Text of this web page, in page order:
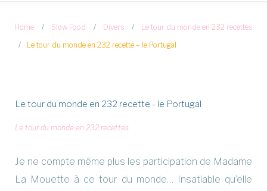
Home / Slow Food / Divers /
Le tour du monde en 232 recettes
/
Le tour du monde en 232 recette – le Portugal
Le tour du monde en 232 recette - le Portugal
Le tour du monde en 232 recettes
Je ne compte même plus les participation de Madame
La Mouette à ce tour du monde… Insatiable qu’elle